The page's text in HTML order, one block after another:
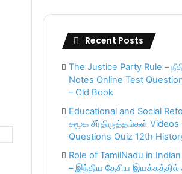
Recent Posts
The Justice Party Rule –
Notes Online Test
– Old Book
Educational and Social
சமூக சீர்திருத்தங்கள்
Questions Quiz 12th
Role of TamilNadu in
– இந்திய தேசிய இயக்கத்தில்